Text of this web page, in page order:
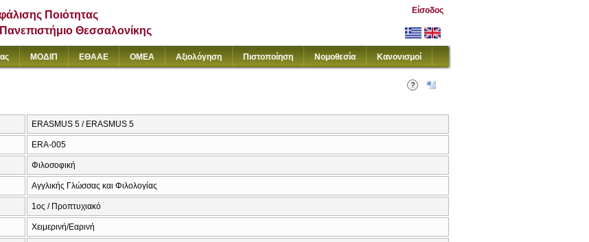
Ποιότητας
Πανεπιστήμιο Θεσσαλονίκης
Είσοδος
ΜΟΔΙΠ ΕΘΑΑΕ ΟΜΕΑ Αξιολόγηση Πιστοποίηση Νομοθεσία Κανονισμοί
ERASMUS 5 / ERASMUS 5
ERA-005
Φιλοσοφική
Αγγλικής Γλώσσας και Φιλολογίας
1ος / Προπτυχιακό
Χειμερινή/Εαρινή